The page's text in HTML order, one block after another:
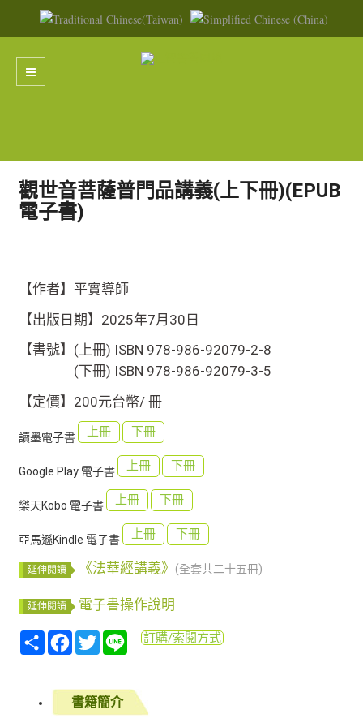
觀世音菩薩普門品講義(上下冊)(EPUB
電子書)
【作者】平實導師
【出版日期】2025年7月30日
【書號】(上冊) ISBN 978-986-92079-2-8
(下冊) ISBN 978-986-92079-3-5
【定價】200元台幣/ 冊
讀墨電子書 上冊 下冊
Google Play 電子書 上冊 下冊
樂天Kobo 電子書 上冊 下冊
亞馬遜Kindle 電子書 上冊 下冊
延伸閱讀 《法華經講義》 (全套共二十五冊)
延伸閱讀 電子書操作說明
分
享
Facebook
TwitterLine訂購/索閱方式
書籍簡介